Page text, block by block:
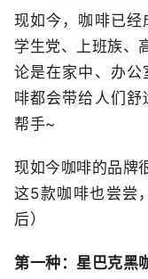
现如今，咖啡已经
学生党、上班族、
论是在家中、办公
啡都会带给人们
帮手~
现如今咖啡的品牌
这5款咖啡也尝尝
后）
第一种：星巴克黑